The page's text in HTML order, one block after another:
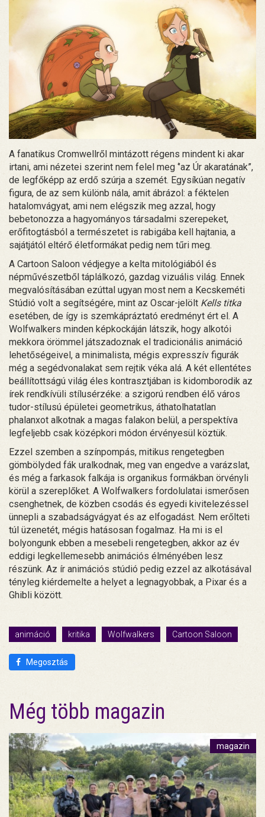
A fanatikus Cromwellről mintázott régens mindent ki akar
irtani, ami nézetei szerint nem felel meg ‘’az Úr akaratának”,
de legfőképp az erdő szúrja a szemét. Egysíkúan negatív
figura, de az sem különb nála, amit ábrázol: a féktelen
hatalomvágyat, ami nem elégszik meg azzal, hogy
bebetonozza a hagyományos társadalmi szerepeket,
erőfitogtásból a természetet is rabigába kell hajtania, a
sajátjától eltérő életformákat pedig nem tűri meg.
A Cartoon Saloon védjegye a kelta mitológiából és
népművészetből táplálkozó, gazdag vizuális világ. Ennek
megvalósításában ezúttal ugyan most nem a Kecskeméti
Stúdió volt a segítségére, mint az Oscar-jelölt Kells titka
esetében, de így is szemkápráztató eredményt ért el. A
Wolfwalkers minden képkockáján látszik, hogy alkotói
mekkora örömmel játszadoznak el tradicionális animáció
lehetőségeivel, a minimalista, mégis expresszív figurák
még a segédvonalakat sem rejtik véka alá. A két ellentétes
beállítottságú világ éles kontrasztjában is kidomborodik az
írek rendkívüli stílusérzéke: a szigorú rendben élő város
tudor-stílusú épületei geometrikus, áthatolhatatlan
phalanxot alkotnak a magas falakon belül, a perspektíva
legfeljebb csak középkori módon érvényesül köztük.
Ezzel szemben a színpompás, mitikus rengetegben
gömbölyded fák uralkodnak, meg van engedve a varázslat,
és még a farkasok falkája is organikus formákban örvényli
körül a szereplőket. A Wolfwalkers fordolulatai ismerősen
csenghetnek, de közben csodás és egyedi kivitelezéssel
ünnepli a szabadságvágyat és az elfogadást. Nem erőlteti
túl üzenetét, mégis hatásosan fogalmaz. Ha mi is el
bolyongunk ebben a mesebeli rengetegben, akkor az év
eddigi legkellemesebb animációs élményében lesz
részünk. Az ír animációs stúdió pedig ezzel az alkotásával
tényleg kiérdemelte a helyet a legnagyobbak, a Pixar és a
Ghibli között.
animáció kritika Wolfwalkers Cartoon Saloon
Megosztás
Még több magazin
magazin